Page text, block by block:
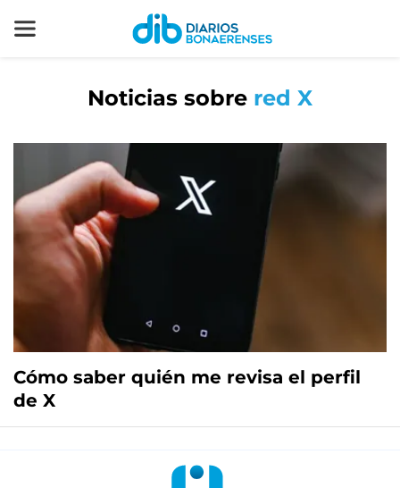
Noticias sobre red X
Cómo saber quién me revisa el perfil
de X